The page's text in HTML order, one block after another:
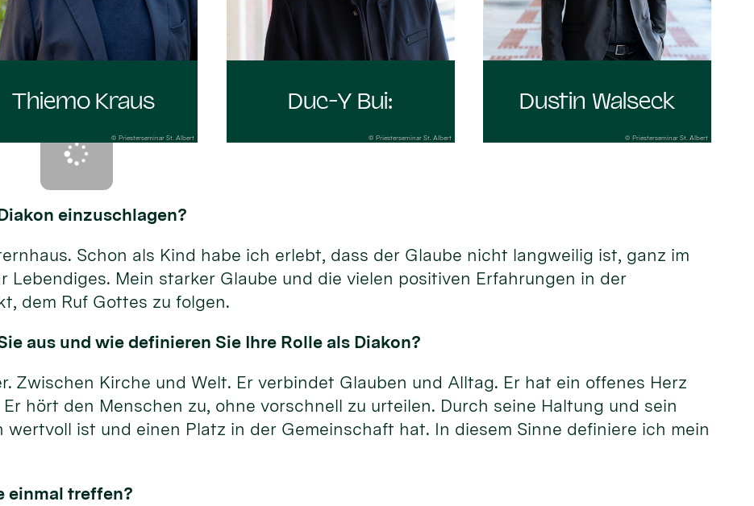
einzuschlagen?
Schon als Kind habe ich erlebt, dass der Glaube nicht langweilig ist, ganz im
Lebendiges. Mein starker Glaube und die vielen positiven Erfahrungen in der
dem Ruf Gottes zu folgen.
aus und wie definieren Sie Ihre Rolle als Diakon?
Zwischen Kirche und Welt. Er verbindet Glauben und Alltag. Er hat ein offenes Herz
hört den Menschen zu, ohne vorschnell zu urteilen. Durch seine Haltung und sein
wertvoll ist und einen Platz in der Gemeinschaft hat. In diesem Sinne definiere ich mein
einmal treffen?
Thiemo Kraus
© Priesterseminar St. Albert
Duc-Y Bui:
© Priesterseminar St. Albert
Dustin Walseck
© Priesterseminar St. Albert